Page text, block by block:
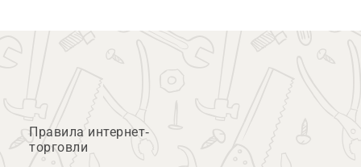
Правила интернет-
торговли